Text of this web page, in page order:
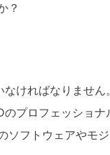
？
なければなりませ
のプロフェッショ
フトウェアやモジ